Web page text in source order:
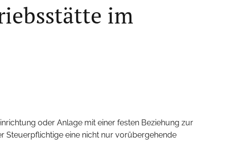
im
oder Anlage mit einer festen Beziehung zur
Steuerpflichtige eine nicht nur vorübergehende